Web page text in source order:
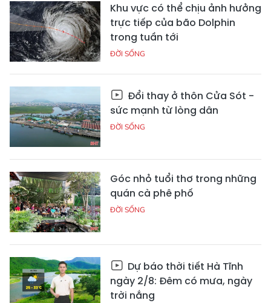
Khu vực có thể chịu ảnh hưởng
trực tiếp của bão Dolphin
trong tuần tới
ĐỜI SỐNG
Đổi thay ở thôn Cửa Sót -
sức mạnh từ lòng dân
ĐỜI SỐNG
Góc nhỏ tuổi thơ trong những
quán cà phê phố
ĐỜI SỐNG
Dự báo thời tiết Hà Tĩnh
ngày 2/8: Đêm có mưa, ngày
trời nắng